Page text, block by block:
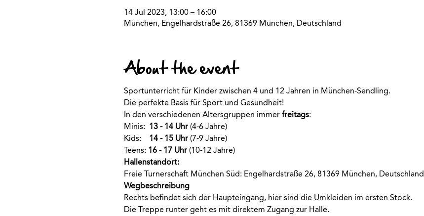
14 Jul 2023, 13:00 – 16:00
München, Engelhardstraße 26, 81369 München, Deutschland
About the event
Sportunterricht für Kinder zwischen 4 und 12 Jahren in München-Sendling.
Die perfekte Basis für Sport und Gesundheit!
In den verschiedenen Altersgruppen immer freitags:
Minis: 13 - 14 Uhr (4-6 Jahre)
Kids: 14 - 15 Uhr (7-9 Jahre)
Teens: 16 - 17 Uhr (10-12 Jahre)
Hallenstandort:
Freie Turnerschaft München Süd: Engelhardstraße 26, 81369 München, Deutschland
Wegbeschreibung
Rechts befindet sich der Haupteingang, hier sind die Umkleiden im ersten Stock.
Die Treppe runter geht es mit direktem Zugang zur Halle.